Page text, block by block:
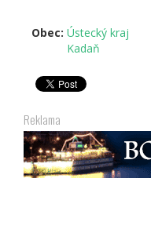
Obec: Ústecký kraj
Kadaň
Reklama